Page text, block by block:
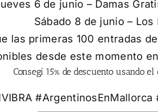
6 de junio – Damas
Sábado 8 de junio – Los
las primeras 100 entradas
desde este momento en
Consegí 15% de descuento usando